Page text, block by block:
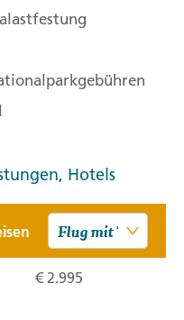
Hotels
€ 2.995